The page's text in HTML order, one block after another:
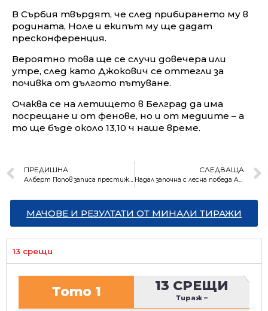
В Сърбия твърдят, че след прибирането му в
родината, Ноле и екипът му ще дадат
пресконференция.
Вероятно това ще се случи довечера или
утре, след като Джокович се оттегли за
почивка от дългото пътуване.
Очаква се на летището в Белград да има
посрещане и от фенове, но и от медиите – а
то ще бъде около 13,10 ч наше време.
ПРЕДИШНА
Алберт Попов записа престижно 12-о място в Световната купа
СЛЕДВАЩА
Надал започна с лесна победа Australian Open
МАЧОВЕ И РЕЗУЛТАТИ ОТ МИНАЛИ ТИРАЖИ
13 срещи
Тото 1 13 СРЕЩИ
Тираж –